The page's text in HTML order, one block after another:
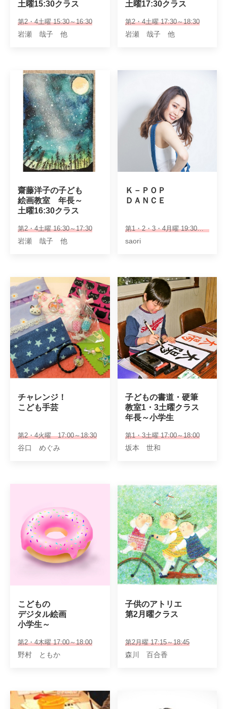
土曜15:30クラス
第2・4土曜 15:30～16:30
岩瀬 哉子 他
土曜17:30クラス
第2・4土曜 17:30～18:30
岩瀬 哉子 他
齋藤洋子の子ども
絵画教室　年長～
土曜16:30クラス
第2・4土曜 16:30～17:30
岩瀬 哉子 他
Ｋ－ＰＯＰ
ＤＡＮＣＥ
第1・2・3・4月曜 19:30～20:30
saori
チャレンジ！
こども手芸
第2・4火曜 17:00～18:30
谷口 めぐみ
子どもの書道・硬筆
教室1・3土曜クラス
年長～小学生
第1・3土曜 17:00～18:00
坂本 世和
こどもの
デジタル絵画
小学生～
第2・4木曜 17:00～18:00
野村 ともか
子供のアトリエ
第2月曜クラス
第2月曜 17:15～18:45
森川 百合香